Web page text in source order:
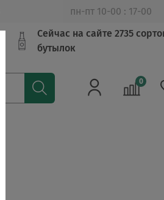
пн-пт 10-00 : 17-00
Сейчас на сайте 2735
бутылок
0